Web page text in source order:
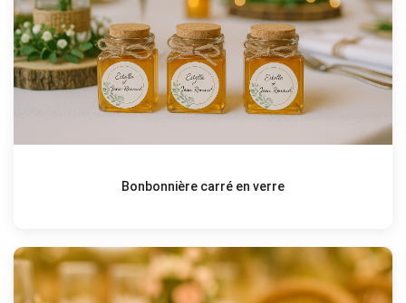
Bonbonnière carré en verre